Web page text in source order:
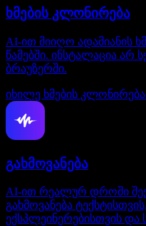
ხმების კლონირება
AI-ით მიიღო ადამიანის
წამებში. ინსტალაცია არ
ბრაუზერში.
იხილე ხმების კლონირება
გახმოვანება
AI-ით რეალურ დროში
გახმოვანება
ექსპლეინერებისთვის და